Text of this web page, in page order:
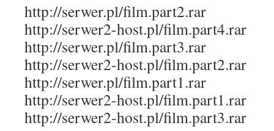
http://serwer.pl/film.part2.rar
http://serwer2-host.pl/film.part4.rar
http://serwer.pl/film.part3.rar
http://serwer2-host.pl/film.part2.rar
http://serwer.pl/film.part1.rar
http://serwer2-host.pl/film.part1.rar
http://serwer2-host.pl/film.part3.rar